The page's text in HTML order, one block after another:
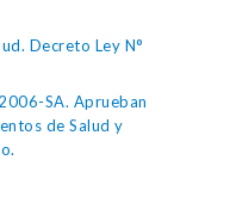
Decreto Ley N°
SA. Aprueban
de Salud y